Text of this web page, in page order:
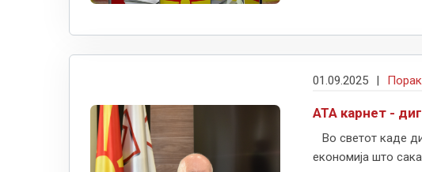
01.09.2025 |
АТА карнет -
Во светот каде
економија што